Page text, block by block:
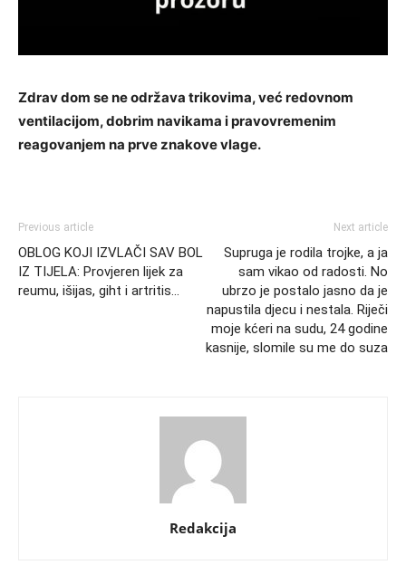
Zdrav dom se ne održava trikovima, već redovnom
ventilacijom, dobrim navikama i pravovremenim
reagovanjem na prve znakove vlage.
Previous article
OBLOG KOJI IZVLAČI SAV BOL
IZ TIJELA: Provjeren lijek za
reumu, išijas, giht i artritis…
Next article
Supruga je rodila trojke, a ja
sam vikao od radosti. No
ubrzo je postalo jasno da je
napustila djecu i nestala. Riječi
moje kćeri na sudu, 24 godine
kasnije, slomile su me do suza
Redakcija